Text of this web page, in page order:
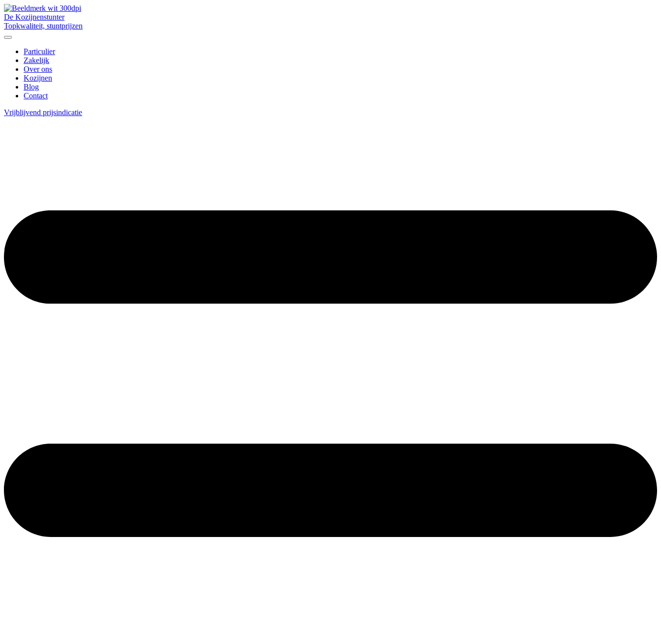
De Kozijnenstunter
Topkwaliteit, stuntprijzen
Particulier
Zakelijk
Over ons
Kozijnen
Blog
Contact
Vrijblijvend prijsindicatie